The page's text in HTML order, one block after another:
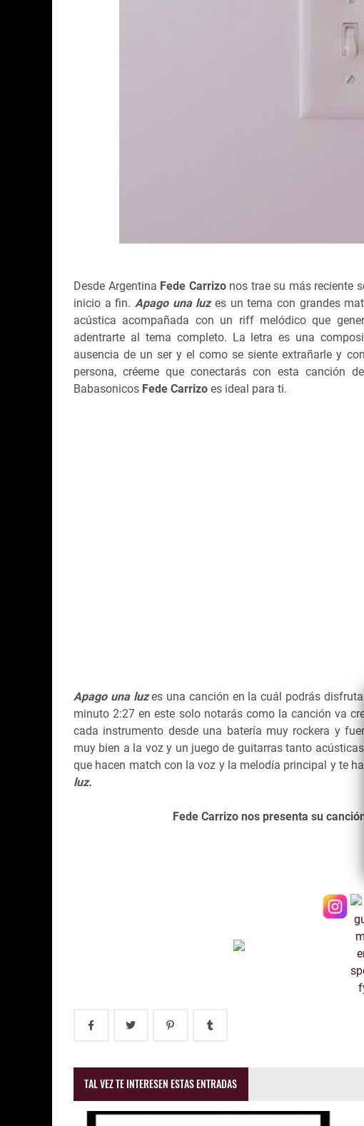
Desde Argentina Fede Carrizonos trae su más reciente
inicio a fin. Apago una luzes un tema con grandes
acústica acompañada con un riff melódico que
adentrarte al tema completo. La letra es una
ausencia de un ser y el como se siente extrañarle y
persona, créeme que conectarás con esta canción
Babasonicos Fede Carrizo es ideal para ti.
Apago una luzes una canción en la cuál podrás
minuto 2:27 en este solo notarás como la canción va
cada instrumento desde una batería muy rockera y
muy bien a la voz y un juego de guitarras tanto
que hacen match con la voz y la melodía principal y te
luz.
Fede Carrizo nos presenta su
TAL VEZ TE INTERESEN ESTAS ENTRADAS